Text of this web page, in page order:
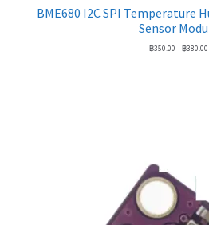
BME680 I2C SPI Temperature
Sensor
฿350.00 –฿380.00